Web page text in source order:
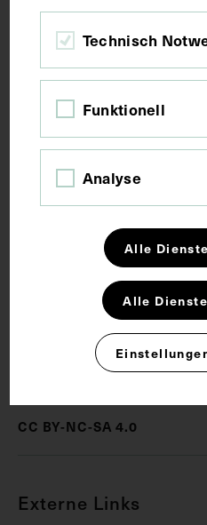
Maße
Objektmaß 18 x 25,5 x 2,2
Fotoalbum
Medizingeschichte
CC BY-NC-SA 4.0
Externe Links
Technisch
Funktionell
Analyse
Alle
Alle